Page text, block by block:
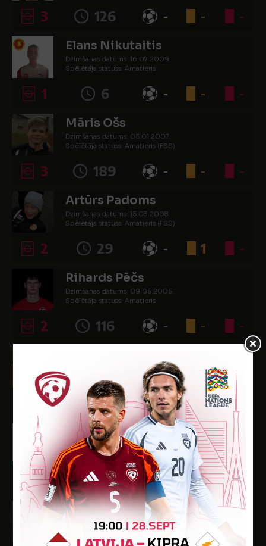
3 126 - - -
Elans Nikutaitis
Dzimšanas datums: 16.07.2009.
Spēlētāja statuss: Amatieris
1 6 - - -
Māris Ošs
Dzimšanas datums: 05.01.2007.
Spēlētāja statuss: Amatieris (FSS)
3 189 - - -
Artūrs Padoms
Dzimšanas datums: 15.03.2008.
Spēlētāja statuss: Amatieris (FSS)
2 29 - 1 -
Rihards Pēčs
Dzimšanas datums: 09.05.2005.
Spēlētāja statuss: Amatieris
2 116 - - -
Dzimšanas datums: 05.07.2007.
Spēlētāja statuss: Amatieris (FSS)
4 156 - 1
Adrians Rāps
Dzimšanas datums: 03.02.2008.
Spēlētāja statuss: Amatieris
- - - - -
Raitis Rjabiņins
Dzimšanas datums: 27.07.2007.